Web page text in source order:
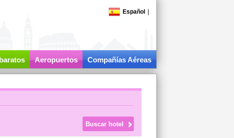
Español
Aeropuertos Compañías Aéreas